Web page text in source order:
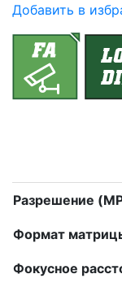
Добавить в
Разрешение
Формат
Фокусное